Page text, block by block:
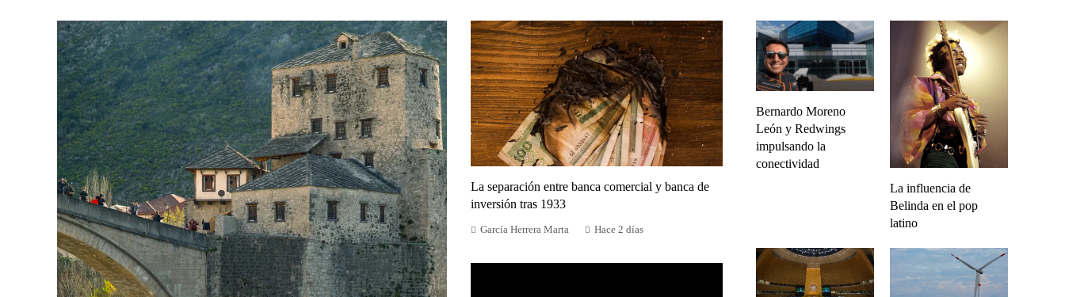
La separación entre banca comercial y banca de
inversión tras 1933
García Herrera Marta Hace 2 días
Bernardo Moreno
León y Redwings
impulsando la
conectividad
La influencia de
Belinda en el pop
latino